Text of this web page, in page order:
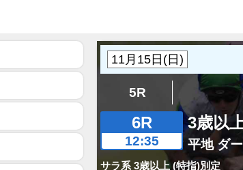
5R
6R
12:35
3歳以
平地 ダ
サラ系 3歳以上 (特指)別定